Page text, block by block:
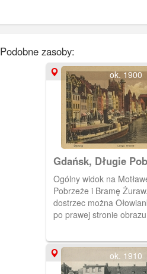
Podobne zasoby:
ok. 1900
Gdańsk, Długie
Ogólny widok na
Pobrzeże i Bramę
dostrzec można
po prawej stronie
ok. 1910